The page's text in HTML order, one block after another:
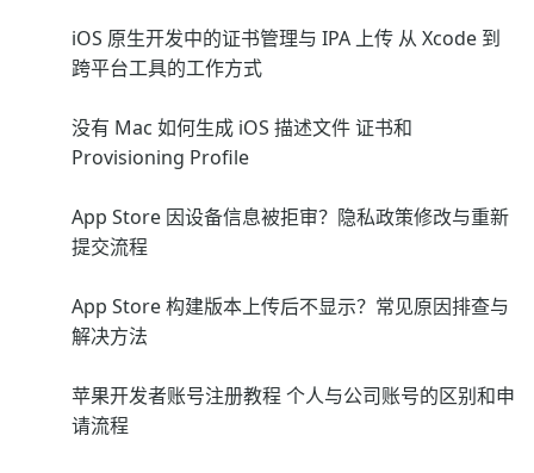
iOS 原生开发中的证书管理与 IPA 上传 从 Xcode 到
跨平台工具的工作方式
没有 Mac 如何生成 iOS 描述文件 证书和
Provisioning Profile
App Store 因设备信息被拒审？隐私政策修改与重新
提交流程
App Store 构建版本上传后不显示？常见原因排查与
解决方法
苹果开发者账号注册教程 个人与公司账号的区别和申
请流程